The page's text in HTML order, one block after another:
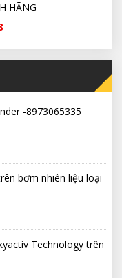
HÃNG
-8973065335
bơm nhiên liệu loại
Technology trên